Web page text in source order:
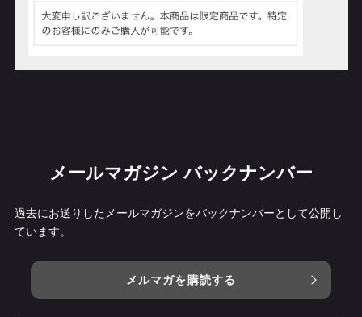
メールマガジン バックナンバー
過去にお送りしたメールマガジンをバックナンバーとして公開し
ています。
メルマガを購読する